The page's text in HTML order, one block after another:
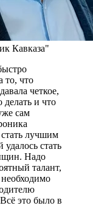
Кавказа"
то, что
четкое,
делать и что
сам
лучшим
стать
Надо
талант,
это было в